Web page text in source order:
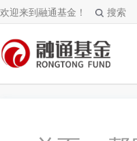
欢迎来到融通基金！ 搜索